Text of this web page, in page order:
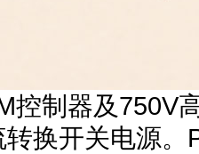
控制器及750V
换开关电源